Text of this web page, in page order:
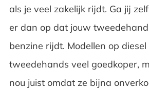
als je veel zakelijk rijdt. Ga jij
er dan op dat jouw
benzine rijdt. Modellen op diesel
tweedehands veel goedkoper,
nou juist omdat ze bijna